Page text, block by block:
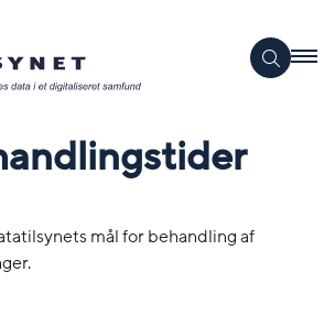
mål for behandling af